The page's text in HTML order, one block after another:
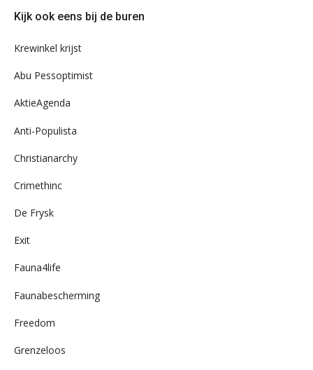
ons
Kijk ook eens bij de buren
Krewinkel krijst
Abu Pessoptimist
AktieAgenda
Anti-Populista
Christianarchy
Crimethinc
De Frysk
Exit
Fauna4life
Faunabescherming
Freedom
Grenzeloos